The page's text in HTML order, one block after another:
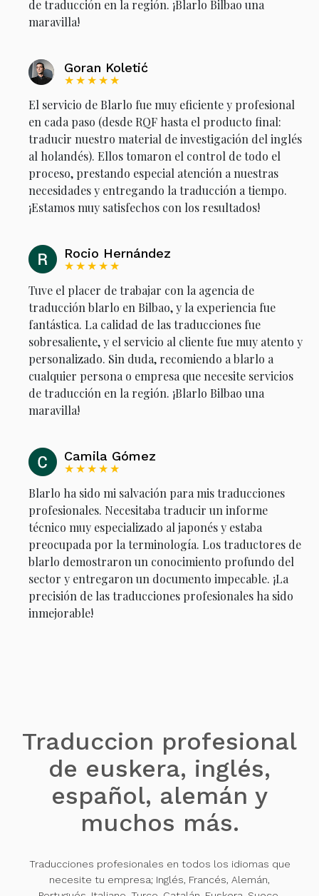
de traducción en la región. ¡Blarlo Bilbao una
maravilla!
Goran Koletić
★★★★★
El servicio de Blarlo fue muy eficiente y profesional
en cada paso (desde RQF hasta el producto final:
traducir nuestro material de investigación del inglés
al holandés). Ellos tomaron el control de todo el
proceso, prestando especial atención a nuestras
necesidades y entregando la traducción a tiempo.
¡Estamos muy satisfechos con los resultados!
Rocio Hernández
★★★★★
Tuve el placer de trabajar con la agencia de
traducción blarlo en Bilbao, y la experiencia fue
fantástica. La calidad de las traducciones fue
sobresaliente, y el servicio al cliente fue muy atento y
personalizado. Sin duda, recomiendo a blarlo a
cualquier persona o empresa que necesite servicios
de traducción en la región. ¡Blarlo Bilbao una
maravilla!
Camila Gómez
★★★★★
Blarlo ha sido mi salvación para mis traducciones
profesionales. Necesitaba traducir un informe
técnico muy especializado al japonés y estaba
preocupada por la terminología. Los traductores de
blarlo demostraron un conocimiento profundo del
sector y entregaron un documento impecable. ¡La
precisión de las traducciones profesionales ha sido
inmejorable!
Traduccion profesional
de euskera, inglés,
español, alemán y
muchos más.
Traducciones profesionales en todos los idiomas que
necesite tu empresa; Inglés, Francés, Alemán,